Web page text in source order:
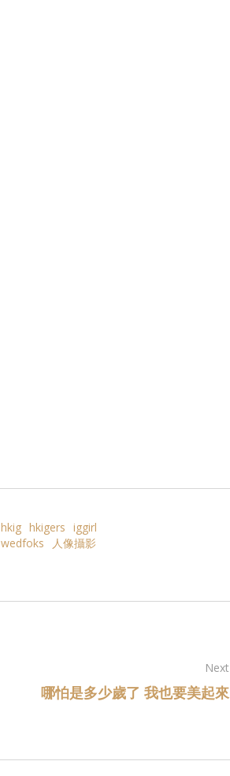
hkig hkigers iggirl
wedfoks
人像攝影
Next
哪怕是多少歲了 我也要美起來